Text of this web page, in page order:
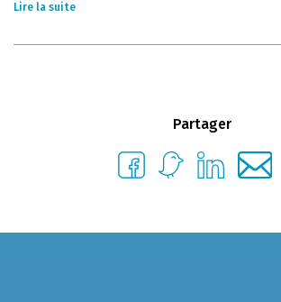
Lire la suite
Partager